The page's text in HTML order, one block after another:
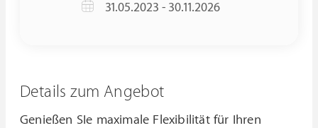
31.05.2023 - 30.11.2026
Details zum Angebot
Genießen SIe maximale Flexibilität für Ihren